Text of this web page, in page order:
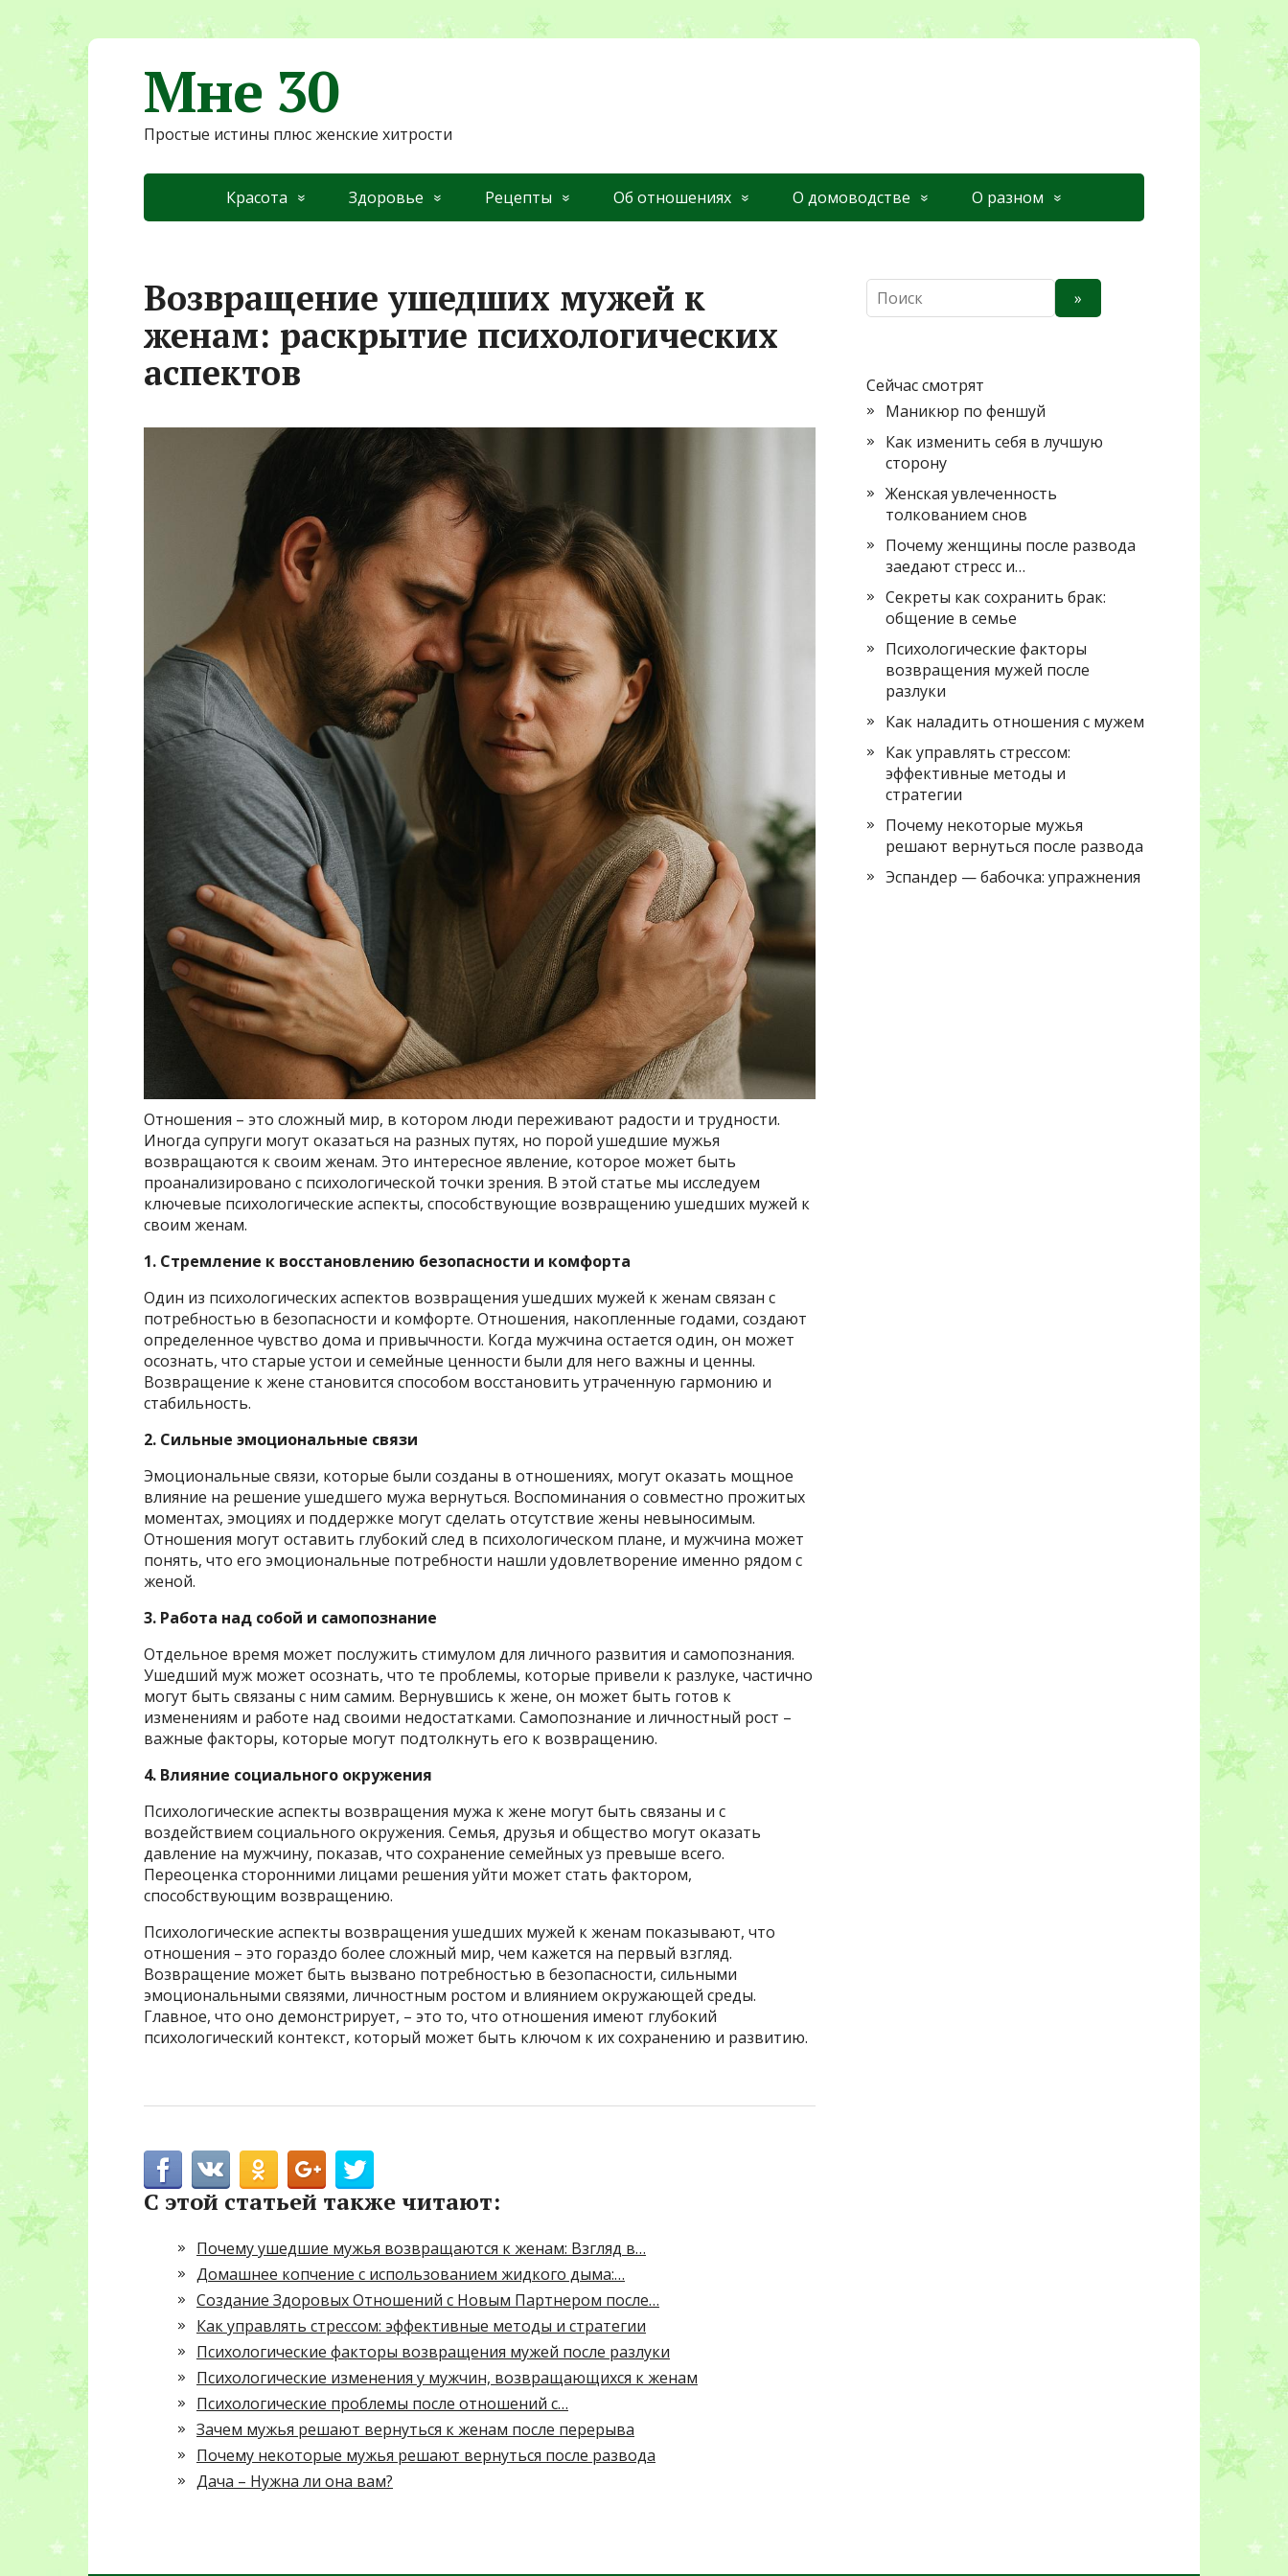
Мне 30
Простые истины плюс женские хитрости
Красота Здоровье Рецепты Об отношениях О домоводстве О разном
Возвращение ушедших мужей к
женам: раскрытие психологических
аспектов
Отношения – это сложный мир, в котором люди переживают радости и трудности.
Иногда супруги могут оказаться на разных путях, но порой ушедшие мужья
возвращаются к своим женам. Это интересное явление, которое может быть
проанализировано с психологической точки зрения. В этой статье мы исследуем
ключевые психологические аспекты, способствующие возвращению ушедших мужей к
своим женам.
1. Стремление к восстановлению безопасности и комфорта
Один из психологических аспектов возвращения ушедших мужей к женам связан с
потребностью в безопасности и комфорте. Отношения, накопленные годами, создают
определенное чувство дома и привычности. Когда мужчина остается один, он может
осознать, что старые устои и семейные ценности были для него важны и ценны.
Возвращение к жене становится способом восстановить утраченную гармонию и
стабильность.
2. Сильные эмоциональные связи
Эмоциональные связи, которые были созданы в отношениях, могут оказать мощное
влияние на решение ушедшего мужа вернуться. Воспоминания о совместно прожитых
моментах, эмоциях и поддержке могут сделать отсутствие жены невыносимым.
Отношения могут оставить глубокий след в психологическом плане, и мужчина может
понять, что его эмоциональные потребности нашли удовлетворение именно рядом с
женой.
3. Работа над собой и самопознание
Отдельное время может послужить стимулом для личного развития и самопознания.
Ушедший муж может осознать, что те проблемы, которые привели к разлуке, частично
могут быть связаны с ним самим. Вернувшись к жене, он может быть готов к
изменениям и работе над своими недостатками. Самопознание и личностный рост –
важные факторы, которые могут подтолкнуть его к возвращению.
4. Влияние социального окружения
Психологические аспекты возвращения мужа к жене могут быть связаны и с
воздействием социального окружения. Семья, друзья и общество могут оказать
давление на мужчину, показав, что сохранение семейных уз превыше всего.
Переоценка сторонними лицами решения уйти может стать фактором,
способствующим возвращению.
Психологические аспекты возвращения ушедших мужей к женам показывают, что
отношения – это гораздо более сложный мир, чем кажется на первый взгляд.
Возвращение может быть вызвано потребностью в безопасности, сильными
эмоциональными связями, личностным ростом и влиянием окружающей среды.
Главное, что оно демонстрирует, – это то, что отношения имеют глубокий
психологический контекст, который может быть ключом к их сохранению и развитию.
С этой статьей также читают:
Почему ушедшие мужья возвращаются к женам: Взгляд в…
Домашнее копчение с использованием жидкого дыма:…
Создание Здоровых Отношений с Новым Партнером после…
Как управлять стрессом: эффективные методы и стратегии
Психологические факторы возвращения мужей после разлуки
Психологические изменения у мужчин, возвращающихся к женам
Психологические проблемы после отношений с…
Зачем мужья решают вернуться к женам после перерыва
Почему некоторые мужья решают вернуться после развода
Дача – Нужна ли она вам?
о
»
Сейчас смотрят
Маникюр по феншуй
Как изменить себя в лучшую
сторону
Женская увлеченность
толкованием снов
Почему женщины после развода
заедают стресс и…
Секреты как сохранить брак:
общение в семье
Психологические факторы
возвращения мужей после
разлуки
Как наладить отношения с мужем
Как управлять стрессом:
эффективные методы и
стратегии
Почему некоторые мужья
решают вернуться после развода
Эспандер — бабочка: упражнения